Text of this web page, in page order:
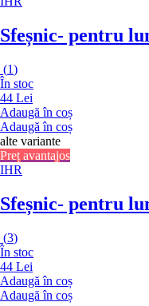
Sfeșnic- pentru
(1)
În stoc
44 Lei
Adaugă în coș
Adaugă în coș
alte variante
Preț avantajos
IHR
Sfeșnic- pentru
(3)
În stoc
44 Lei
Adaugă în coș
Adaugă în coș